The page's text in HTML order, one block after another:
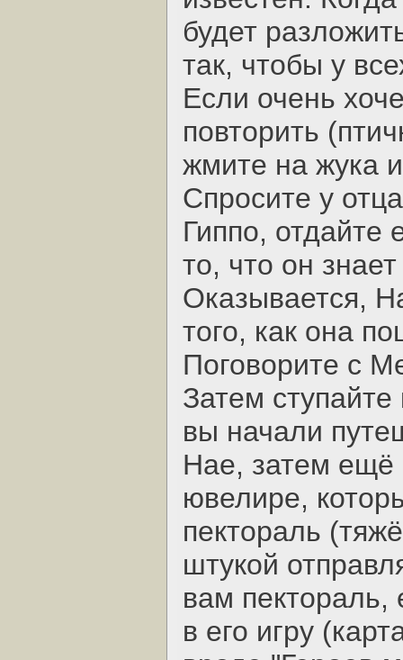
будет
так, чтобы у
Если очень
повторить
жмите на жука
Спросите у
Гиппо, отдайте
то, что он
Оказывается,
того, как она
Поговорите с
Затем ступайте
вы начали
Нае, затем ещё
ювелире,
пектораль
штукой
вам пектораль,
в его игру